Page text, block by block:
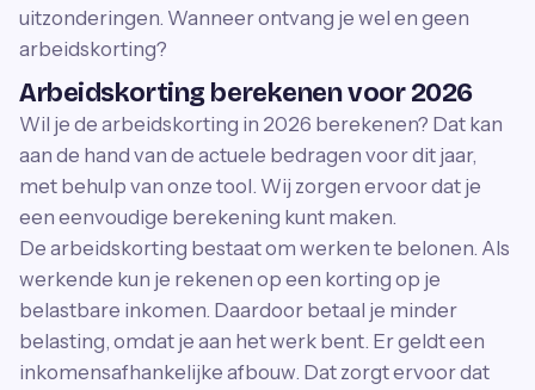
uitzonderingen. Wanneer ontvang je wel en geen
arbeidskorting?
Arbeidskorting berekenen voor 2026
Wil je de arbeidskorting in 2026 berekenen? Dat kan
aan de hand van de actuele bedragen voor dit jaar,
met behulp van onze tool. Wij zorgen ervoor dat je
een eenvoudige berekening kunt maken.
De arbeidskorting bestaat om werken te belonen. Als
werkende kun je rekenen op een korting op je
belastbare inkomen. Daardoor betaal je minder
belasting, omdat je aan het werk bent. Er geldt een
inkomensafhankelijke afbouw. Dat zorgt ervoor dat